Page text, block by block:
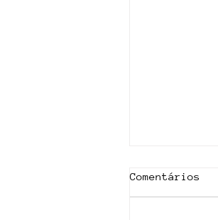
Comentários